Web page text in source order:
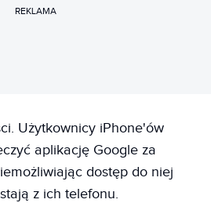
REKLAMA
Użytkownicy iPhone'ów
aplikację Google za
dostęp do niej
z ich telefonu.